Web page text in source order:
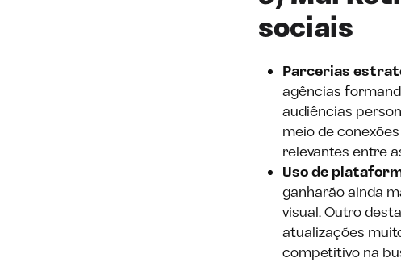
sociais
Parcerias
agências
audiências
meio de
relevantes entre
Uso de
ganharão ainda
visual. Outro
atualizações
competitivo na